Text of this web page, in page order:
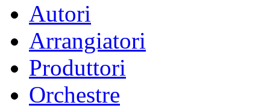
Autori
Arrangiatori
Produttori
Orchestre